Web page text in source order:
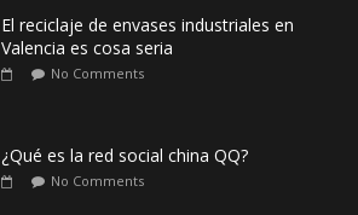
El reciclaje de envases industriales en
Valencia es cosa seria
No Comments
¿Qué es la red social china QQ?
No Comments